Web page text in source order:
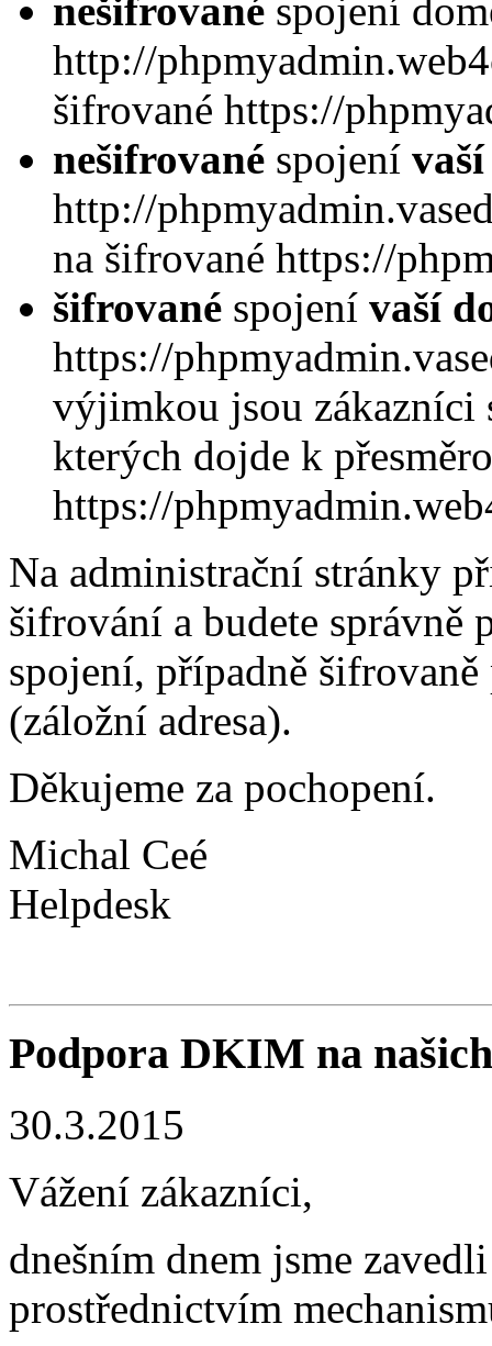
nešifrované spojení
http://
šifrované https://
nešifrované spojení
http://
na šifrované https://
šifrované spojení vaší
https://
výjimkou jsou zákazníci
kterých dojde k
https://
Na administrační stránky
šifrování a budete správně
spojení, případně šifrovaně
(záložní adresa).
Děkujeme za pochopení.
Michal Ceé
Helpdesk
Podpora DKIM na
30.3.2015
Vážení zákazníci,
dnešním dnem jsme
prostřednictvím